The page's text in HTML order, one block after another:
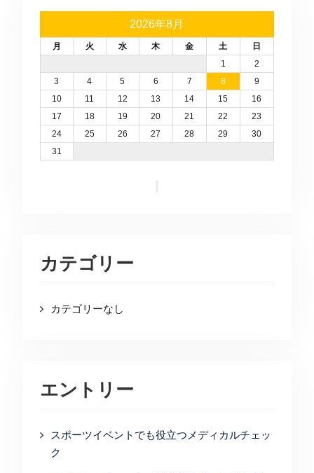
2026年8月
月 火 水 木 金 土
日
1
2
3
4 5 6 7 8
9
10
11 12 13 14 15
16
17
18 19 20 21 22
23
24
25 26 27 28 29
30
31
カテゴリー
カテゴリーなし
エントリー
スポーツイベントでも役立つメディカルチェッ
ク